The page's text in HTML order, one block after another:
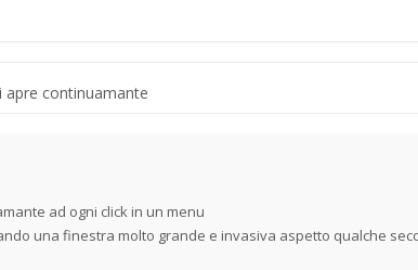
apre continuamante
ad ogni click in un menu
una finestra molto grande e invasiva aspetto qualche